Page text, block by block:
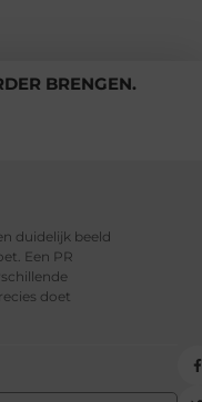
BRENGEN.
duidelijk beeld
Een PR
doet